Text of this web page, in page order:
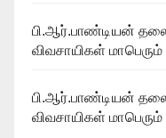
பி.ஆர்.பாண்டியன்
விவசாயிகள்
பி.ஆர்.பாண்டியன்
விவசாயிகள்